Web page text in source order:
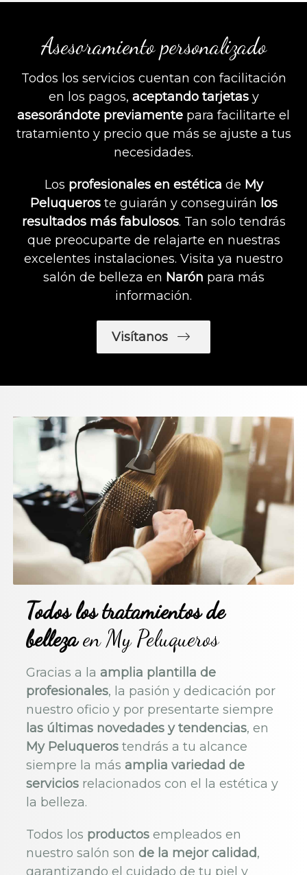
Asesoramiento personalizado
Todos los servicios cuentan con facilitación
en los pagos, aceptando tarjetasy
asesorándote previamente para facilitarte el
tratamiento y precio que más se ajuste a tus
necesidades.
Los profesionales en estética de My
Peluqueroste guiarán y conseguirán los
resultados más fabulosos. Tan solo tendrás
que preocuparte de relajarte en nuestras
excelentes instalaciones. Visita ya nuestro
salón de belleza en Narón para más
información.
Visítanos
Todos los tratamientos de
bellezaen My Peluqueros
Gracias a la amplia plantilla de
profesionales, la pasión y dedicación por
nuestro oficio y por presentarte siempre
las últimas novedades y tendencias, en
My Peluquerostendrás a tu alcance
siempre la más amplia variedad de
serviciosrelacionados con el la estética y
la belleza.
Todos los productosempleados en
nuestro salón son de la mejor calidad,
garantizando el cuidado de tu piel y